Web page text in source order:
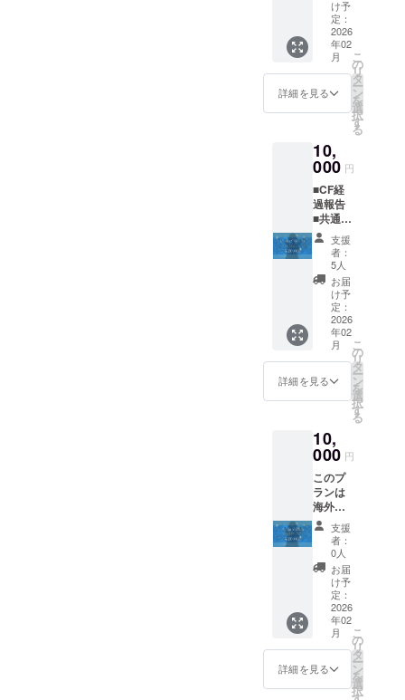
紙 ■初
配信お
名前記
（小）
※共通あ
りがと
うボイ
前後を
予定し
てお
り、ダ
ウン
ロード
URLを
メール
にて送
付させ
ていた
だきま
す ※お
名前の
掲載は
初配信
の際に
なりま
す ※プ
ラン購
入の
際、必
ず備考
欄に掲
載を希
望され
るお名
前をご
記入く
ださい
け予
定：
2026
年02
月
詳細を見る
こ
の
リ
タ
ー
ン
を
選
択
す
る
10,
000 円
■CF経
過報告
■共通あ
りがと
うボイ
ス ■サ
イン入
りKV壁
紙 ■初
配信お
名前記
（中）
■スペ
シャル
シチュ
ション
ボイス
■コメン
ト付き
お写真
データ
セット
※共通あ
りがと
うボイ
スは1分
前後を
予定し
てお
り、ダ
ウン
ロード
支援
者：
5人
お届
け予
定：
2026
年02
月
詳細を見る
こ
の
リ
タ
ー
ン
を
選
択
す
る
10,
000 円
このプ
ランは
海外支
援者向
けのプ
ランと
なりま
す This
plan is
overse
support
ers 此
計劃適
用於國
支援
者：
0人
お届
け予
定：
2026
年02
月
詳細を見る
こ
の
リ
タ
ー
ン
を
選
択